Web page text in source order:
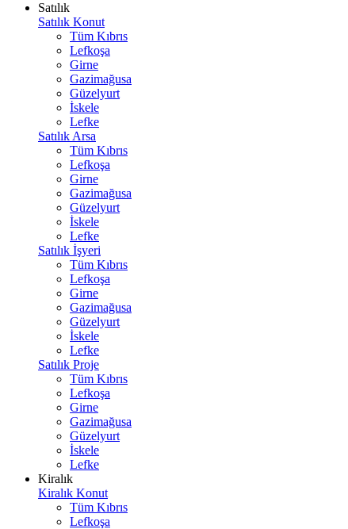
Satılık
Satılık Konut
Tüm Kıbrıs
Lefkoşa
Girne
Gazimağusa
Güzelyurt
İskele
Lefke
Satılık Arsa
Tüm Kıbrıs
Lefkoşa
Girne
Gazimağusa
Güzelyurt
İskele
Lefke
Satılık İşyeri
Tüm Kıbrıs
Lefkoşa
Girne
Gazimağusa
Güzelyurt
İskele
Lefke
Satılık Proje
Tüm Kıbrıs
Lefkoşa
Girne
Gazimağusa
Güzelyurt
İskele
Lefke
Kiralık
Kiralık Konut
Tüm Kıbrıs
Lefkoşa